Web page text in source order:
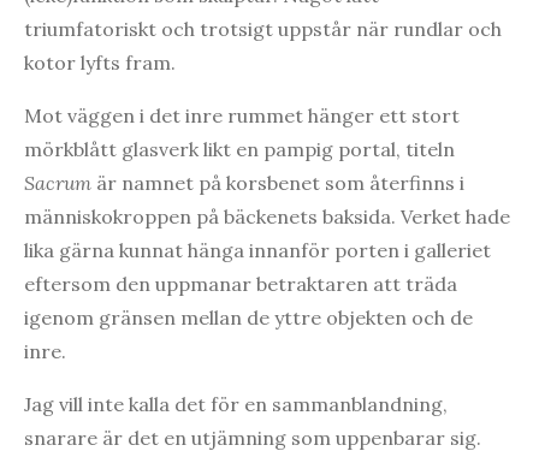
triumfatoriskt och trotsigt uppstår när rundlar och
kotor lyfts fram.
Mot väggen i det inre rummet hänger ett stort
mörkblått glasverk likt en pampig portal, titeln
Sacrum är namnet på korsbenet som återfinns i
människokroppen på bäckenets baksida. Verket hade
lika gärna kunnat hänga innanför porten i galleriet
eftersom den uppmanar betraktaren att träda
igenom gränsen mellan de yttre objekten och de
inre.
Jag vill inte kalla det för en sammanblandning,
snarare är det en utjämning som uppenbarar sig.